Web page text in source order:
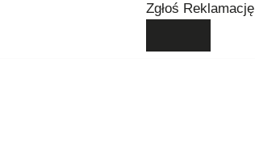
Zgłoś Reklamację